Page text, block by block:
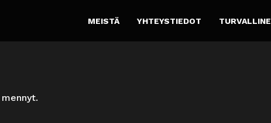
MEISTÄ YHTEYSTIEDOT